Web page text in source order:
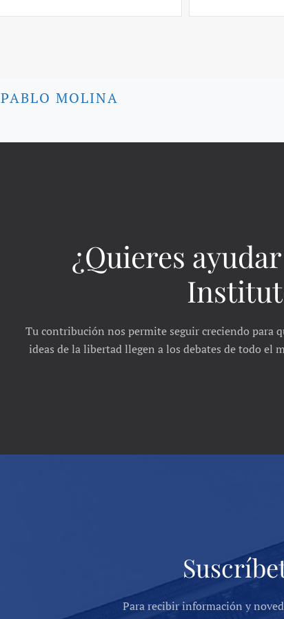
PABLO MOLINA
¿Quieres
Tu contribución nos permite seguir creciendo para
ideas de la libertad llegen a los debates de todo el
Para recibir información y